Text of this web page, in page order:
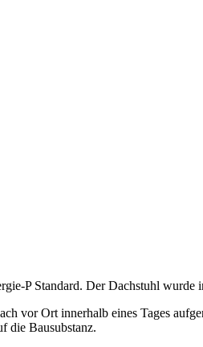
P Standard. Der Dachstuhl wurde
vor Ort innerhalb eines Tages
die Bausubstanz.